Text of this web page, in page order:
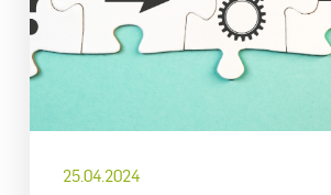
25.04.2024